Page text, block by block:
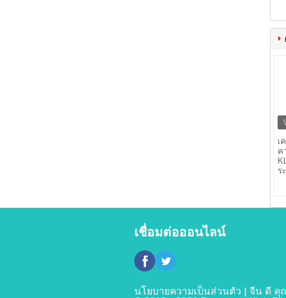
เ
ค
ร
เชื่อมต่อออนไลน์
นโยบายความเป็นส่วนตัว | จีน ดี คุ